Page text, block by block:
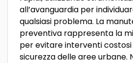
all’avanguardia per
qualsiasi problema. La
preventiva rappresenta la
per evitare interventi
sicurezza delle aree urbane.